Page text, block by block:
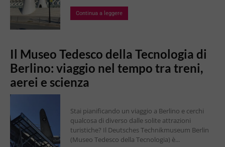
Continua a leggere
Il Museo Tedesco della Tecnologia di
Berlino: viaggio nel tempo tra treni,
aerei e scienza
Stai pianificando un viaggio a Berlino e cerchi
qualcosa di diverso dalle solite attrazioni
turistiche? Il Deutsches Technikmuseum Berlin
(Museo Tedesco della Tecnologia) è...